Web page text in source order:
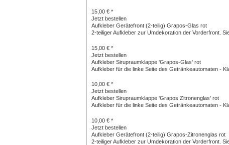
15,00 € *
Jetzt bestellen
Aufkleber Gerätefront (2-teilig) Grapos-Glas rot
2-teiliger Aufkleber zur Umdekoration der Vorderfront.
15,00 € *
Jetzt bestellen
Aufkleber Sirupraumklappe 'Grapos-Glas' rot
Aufkleber für die linke Seite des Getränkeautomaten -
10,00 € *
Jetzt bestellen
Aufkleber Sirupraumklappe 'Grapos Zitronenglas' rot
Aufkleber für die linke Seite des Getränkeautomaten -
10,00 € *
Jetzt bestellen
Aufkleber Gerätefront (2-teilig) Grapos-Zitronenglas rot
2-teiliger Aufkleber zur Umdekoration der Vorderfront.